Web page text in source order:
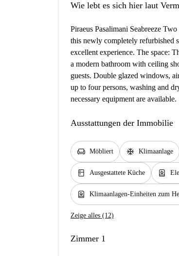
Wie lebt es sich hier laut
Piraeus Pasalimani Seabreeze
this newly completely refurbished
excellent experience. The space:
a modern bathroom with ceiling
guests. Double glazed windows,
up to four persons, washing and
necessary equipment are available.
Ausstattungen der Immobilie
chair Möbliert ac_unit Klimaanlage
kitchen Ausgestattete Küche water_heater
water_heater Klimaanlagen-Einheiten zum
Zeige alles (12)
Zimmer 1